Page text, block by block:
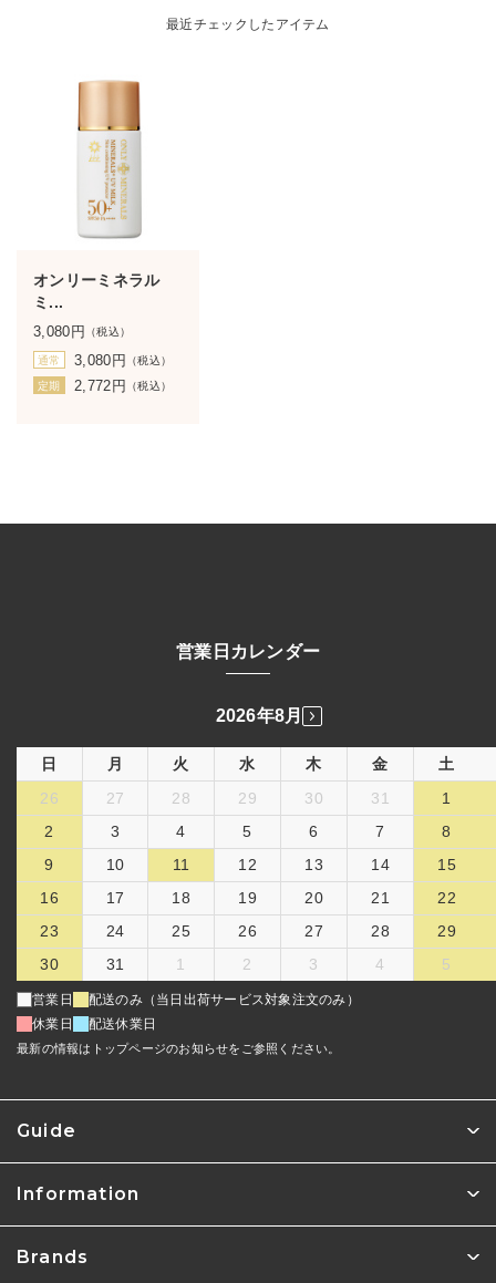
最近チェックしたアイテム
オンリーミネラル
ミ...
3,080円 （税込）
通常 3,080円 （税込）
定期 2,772円 （税込）
Guide
Information
Brands
営業日カレンダー
2026年8月
日 月 火 水 木 金
土
26
27 28 29 30 31
1
2
3 4 5 6 7
8
9
10 11 12 13 14
15
16
17 18 19 20 21
22
23
24 25 26 27 28
29
30
31 1 2 3 4 5
営業日
配送のみ（当日出荷サービス対象注文のみ）
休業日
配送休業日
最新の情報はトップページのお知らせをご参照ください。